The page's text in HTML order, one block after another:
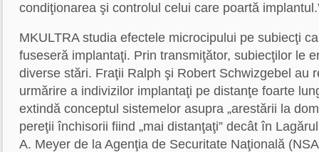
condiţionarea şi controlul celui care poartă
MKULTRA studia efectele microcipului pe subiecţi
fuseseră implantaţi. Prin transmiţător, subiecţilor le
diverse stări. Fraţii Ralph şi Robert Schwizgebel au
urmărire a indivizilor implantaţi pe distanţe foarte
extindă conceptul sistemelor asupra „arestării la
pereţii închisorii fiind „mai distanţaţi” decât în
A. Meyer de la Agenţia de Securitate Naţională